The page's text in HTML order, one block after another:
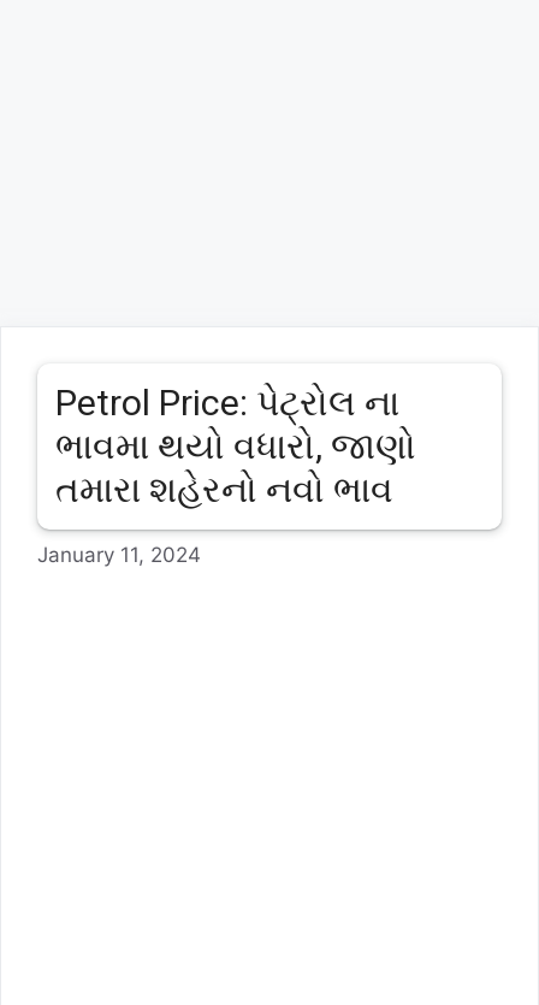
Petrol Price: પેટ્રોલ ના
ભાવમા થયો વધારો, જાણો
તમારા શહેરનો નવો ભાવ
January 11, 2024